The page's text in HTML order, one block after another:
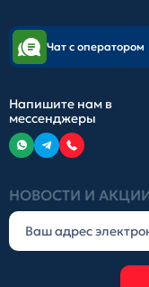
НОВОСТИ И
Чат с оператором
Напишите нам в
мессенджеры